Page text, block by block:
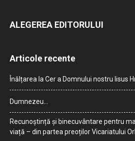
ALEGEREA EDITORULUI
Articole recente
Înălțarea la Cer a Domnului nostru Iisus
Dumnezeu…
Recunoștință și binecuvântare pentru
viață – din partea preoților Vicariatului